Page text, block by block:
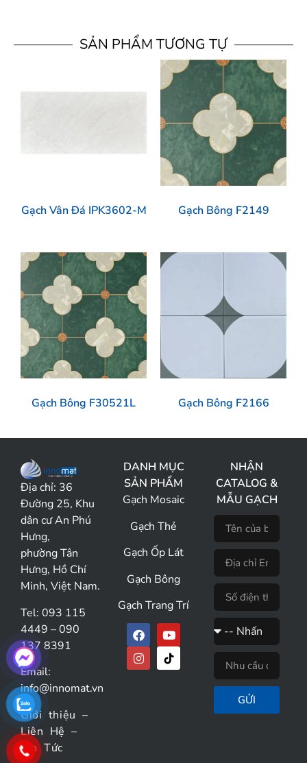
SẢN PHẨM TƯƠNG TỰ
Gạch Vân Đá IPK3602-M Gạch Bông F2149
Gạch Bông F30521L Gạch Bông F2166
Địa chỉ: 36
Đường 25, Khu
dân cư An Phú
Hưng,
phường Tân
Hưng, Hồ Chí
Minh, Việt Nam.
Tel: 093 115
4449 – 090
137 8391
Email:
info@innomat.vn
Giới thiệu –
Liên Hệ –
Tin Tức
DANH MỤC
SẢN PHẨM
Gạch Mosaic
Gạch Thẻ
Gạch Ốp Lát
Gạch Bông
Gạch Trang Trí
NHẬN
CATALOG &
MẪU GẠCH
GỬI